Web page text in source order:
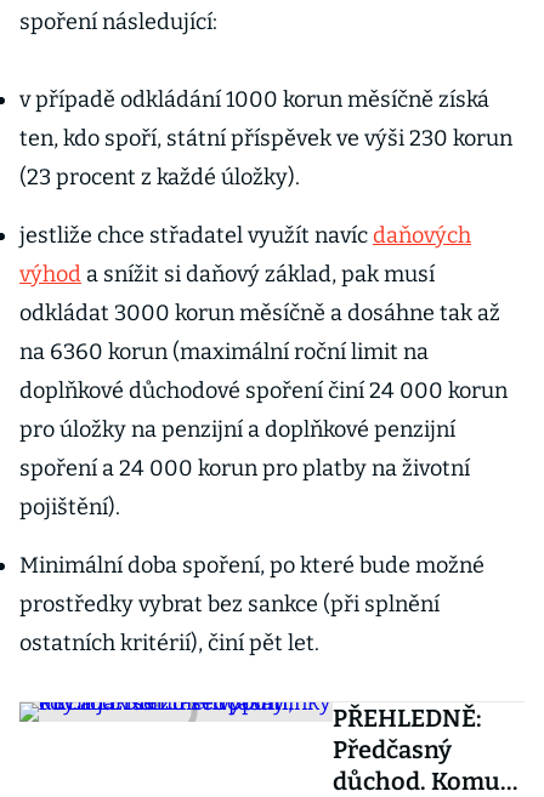
spoření následující:
v případě odkládání 1000 korun měsíčně získá
ten, kdo spoří, státní příspěvek ve výši 230 korun
(23 procent z každé úložky).
jestliže chce střadatel využít navícdaňových
výhod a snížit si daňový základ, pak musí
odkládat 3000 korun měsíčně a dosáhne tak až
na 6360 korun (maximální roční limit na
doplňkové důchodové spoření činí 24 000 korun
pro úložky na penzijní a doplňkové penzijní
spoření a 24 000 korun pro platby na životní
pojištění).
Minimální doba spoření, po které bude možné
prostředky vybrat bez sankce (při splnění
ostatních kritérií), činí pět let.
PŘEHLEDNĚ:
Předčasný
důchod. Komu